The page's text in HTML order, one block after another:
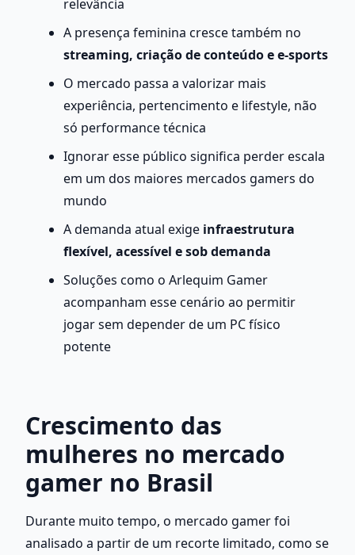
relevância
streaming, criação de conteúdo e e-sports
O mercado passa a valorizar mais
experiência, pertencimento e lifestyle, não
só performance técnica
Ignorar esse público significa perder escala
em um dos maiores mercados gamers do
mundo
A demanda atual exige infraestrutura
flexível, acessível e sob demanda
Soluções como o Arlequim Gamer
acompanham esse cenário ao permitir
jogar sem depender de um PC físico
potente
Crescimento das
mulheres no mercado
gamer no Brasil
Durante muito tempo, o mercado gamer foi
analisado a partir de um recorte limitado, como se